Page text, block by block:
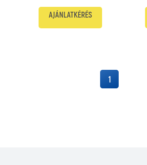
AJÁNLATKÉRÉS
1